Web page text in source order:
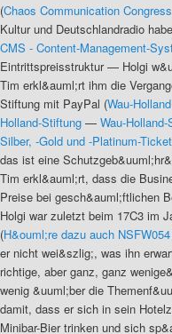
(Chaos Communication Congress
Kultur und Deutschlandradio
CMS - Content-Management-
Eintrittspreisstruktur— Holgi
Tim erkl&auml;rt ihm die
Stiftung mit PayPal (Wau-
Holland-Stiftung — Wau-
Silber, -Gold und -Platinum-
das ist eine
Tim erkl&auml;rt, dass die
Preise bei gesch&auml;ftlichen
Holgi war zuletzt beim 17C3 im
(H&ouml;re dazu auch NSFW054
er nicht wei&szlig;, was ihn
richtige, aber ganz, ganz
wenig &uuml;ber die
damit, dass er sich in sein
Minibar-Bier trinken und sich